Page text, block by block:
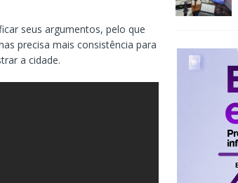
seus argumentos, pelo que
precisa mais consistência para
a cidade.